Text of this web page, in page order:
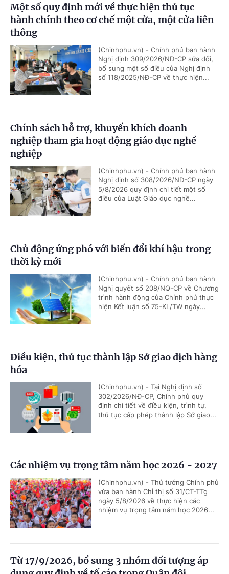
Một số quy định mới về thực hiện thủ tục
hành chính theo cơ chế một cửa, một cửa liên
thông
(Chinhphu.vn) - Chính phủ ban hành
Nghị định 309/2026/NĐ-CP sửa đổi,
bổ sung một số điều của Nghị định
số 118/2025/NĐ-CP về thực hiện...
Chính sách hỗ trợ, khuyến khích doanh
nghiệp tham gia hoạt động giáo dục nghề
nghiệp
(Chinhphu.vn) - Chính phủ ban hành
Nghị định số 308/2026/NĐ-CP ngày
5/8/2026 quy định chi tiết một số
điều của Luật Giáo dục nghề...
Chủ động ứng phó với biến đổi khí hậu trong
thời kỳ mới
(Chinhphu.vn) - Chính phủ ban hành
Nghị quyết số 208/NQ-CP về Chương
trình hành động của Chính phủ thực
hiện Kết luận số 75-KL/TW ngày...
Điều kiện, thủ tục thành lập Sở giao dịch hàng
hóa
(Chinhphu.vn) - Tại Nghị định số
302/2026/NĐ-CP, Chính phủ quy
định chi tiết về điều kiện, trình tự,
thủ tục cấp phép thành lập Sở giao...
Các nhiệm vụ trọng tâm năm học 2026 - 2027
(Chinhphu.vn) - Thủ tướng Chính phủ
vừa ban hành Chỉ thị số 31/CT-TTg
ngày 5/8/2026 về thực hiện các
nhiệm vụ trọng tâm năm học 2026...
Từ 17/9/2026, bổ sung 3 nhóm đối tượng áp